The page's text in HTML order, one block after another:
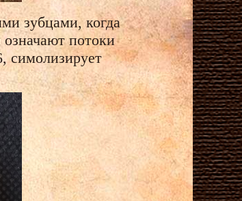
зубцами, когда
потоки
симолизирует